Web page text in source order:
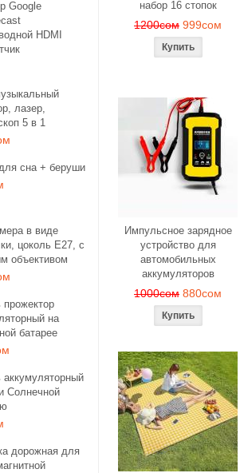
Google
HDMI
лазер,
5 в 1
сна + беруши
в виде
цоколь E27, с
объективом
на
батарее
аккумуляторный
Солнечной
дорожная для
набор 16 стопок
1200сом 999сом
Импульсное зарядное
устройство для
автомобильных
аккумуляторов
1000сом 880сом